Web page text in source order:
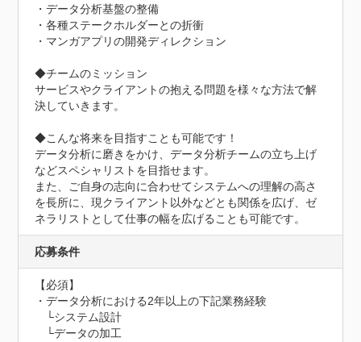
・データ分析基盤の整備
・各種ステークホルダーとの折衝
・マンガアプリの開発ディレクション
◆チームのミッション
サービスやクライアントの抱える問題を様々な方法で解
決していきます。
◆こんな将来を目指すことも可能です！
データ分析に磨きをかけ、データ分析チームの立ち上げ
などスペシャリストを目指せます。
また、ご自身の志向に合わせてシステムへの理解の高さ
を長所に、現クライアント以外などとも関係を広げ、ゼ
ネラリストとして仕事の幅を広げることも可能です。
応募条件
【必須】
・データ分析における2年以上の下記業務経験
└システム設計
└データの加工